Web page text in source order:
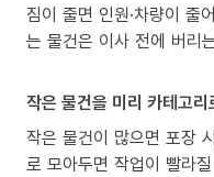
짐이 줄면 인원·차량이 줄
는 물건은 이사 전에 버리
작은 물건을 미리 카테고리
작은 물건이 많으면 포장
로 모아두면 작업이 빨라